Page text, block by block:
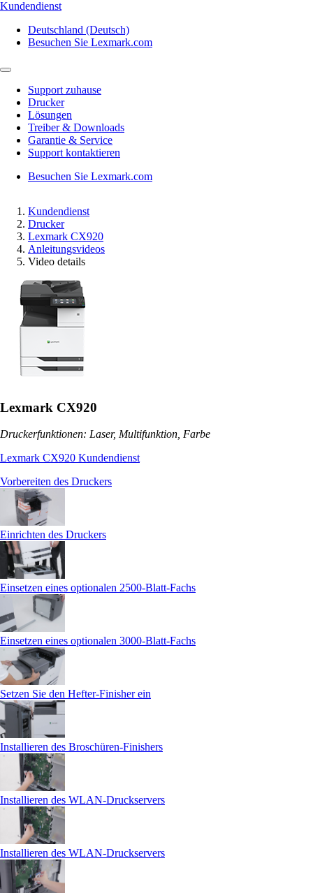
Kundendienst
Deutschland (Deutsch)
Besuchen Sie Lexmark.com
Support zuhause
Drucker
Lösungen
Treiber & Downloads
Garantie & Service
Support kontaktieren
Besuchen Sie Lexmark.com
Kundendienst
Drucker
Lexmark CX920
Anleitungsvideos
Video details
Lexmark CX920
Druckerfunktionen: Laser, Multifunktion, Farbe
Lexmark CX920 Kundendienst
Vorbereiten des Druckers
Einrichten des Druckers
Einsetzen eines optionalen 2500‑Blatt-Fachs
Einsetzen eines optionalen 3000‑Blatt-Fachs
Setzen Sie den Hefter-Finisher ein
Installieren des Broschüren-Finishers
Installieren des WLAN-Druckservers
Installieren des WLAN-Druckservers